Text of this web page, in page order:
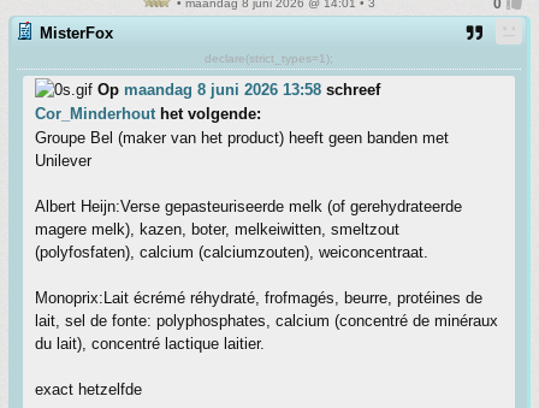
• maandag 8 juni 2026 @ 14:01 • 3
MisterFox
declare(strict_types=1);
Op maandag 8 juni 2026 13:58 schreef
Cor_Minderhouthet volgende:
Groupe Bel (maker van het product) heeft geen banden met
Unilever
Albert Heijn:Verse gepasteuriseerde melk (of gerehydrateerde
magere melk), kazen, boter, melkeiwitten, smeltzout
(polyfosfaten), calcium (calciumzouten), weiconcentraat.
Monoprix:Lait écrémé réhydraté, frofmagés, beurre, protéines de
lait, sel de fonte: polyphosphates, calcium (concentré de minéraux
du lait), concentré lactique laitier.
exact hetzelfde